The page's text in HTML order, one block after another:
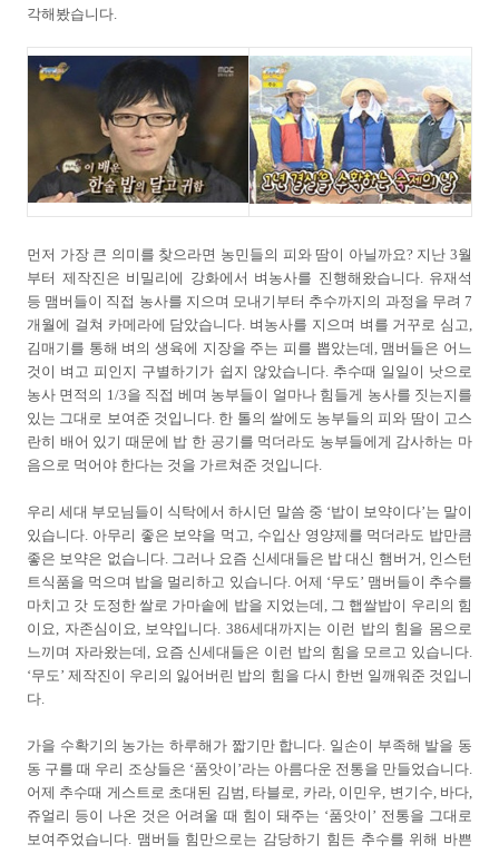
각해봤습니다.
먼저 가장 큰 의미를 찾으라면 농민들의 피와 땀이 아닐까요? 지난 3월
부터 제작진은 비밀리에 강화에서 벼농사를 진행해왔습니다. 유재석
등 맴버들이 직접 농사를 지으며 모내기부터 추수까지의 과정을 무려 7
개월에 걸쳐 카메라에 담았습니다. 벼농사를 지으며 벼를 거꾸로 심고,
김매기를 통해 벼의 생육에 지장을 주는 피를 뽑았는데, 맴버들은 어느
것이 벼고 피인지 구별하기가 쉽지 않았습니다. 추수때 일일이 낫으로
농사 면적의 1/3을 직접 베며 농부들이 얼마나 힘들게 농사를 짓는지를
있는 그대로 보여준 것입니다. 한 톨의 쌀에도 농부들의 피와 땀이 고스
란히 배어 있기 때문에 밥 한 공기를 먹더라도 농부들에게 감사하는 마
음으로 먹어야 한다는 것을 가르쳐준 것입니다.
우리 세대 부모님들이 식탁에서 하시던 말씀 중 ‘밥이 보약이다’는 말이
있습니다. 아무리 좋은 보약을 먹고, 수입산 영양제를 먹더라도 밥만큼
좋은 보약은 없습니다. 그러나 요즘 신세대들은 밥 대신 햄버거, 인스턴
트식품을 먹으며 밥을 멀리하고 있습니다. 어제 ‘무도’ 맴버들이 추수를
마치고 갓 도정한 쌀로 가마솥에 밥을 지었는데, 그 햅쌀밥이 우리의 힘
이요, 자존심이요, 보약입니다. 386세대까지는 이런 밥의 힘을 몸으로
느끼며 자라왔는데, 요즘 신세대들은 이런 밥의 힘을 모르고 있습니다.
‘무도’ 제작진이 우리의 잃어버린 밥의 힘을 다시 한번 일깨워준 것입니
다.
가을 수확기의 농가는 하루해가 짧기만 합니다. 일손이 부족해 발을 동
동 구를 때 우리 조상들은 ‘품앗이’라는 아름다운 전통을 만들었습니다.
어제 추수때 게스트로 초대된 김범, 타블로, 카라, 이민우, 변기수, 바다,
쥬얼리 등이 나온 것은 어려울 때 힘이 돼주는 ‘품앗이’ 전통을 그대로
보여주었습니다. 맴버들 힘만으로는 감당하기 힘든 추수를 위해 바쁜